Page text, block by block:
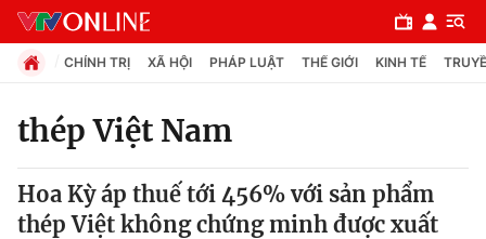
Chuyên mục
Chính trị
CHÍNH TRỊ XÃ HỘI PHÁP LUẬT THẾ GIỚI KINH TẾ
thép Việt Nam
Hoa Kỳ áp thuế tới 456% với sản phẩm
thép Việt không chứng minh được xuất